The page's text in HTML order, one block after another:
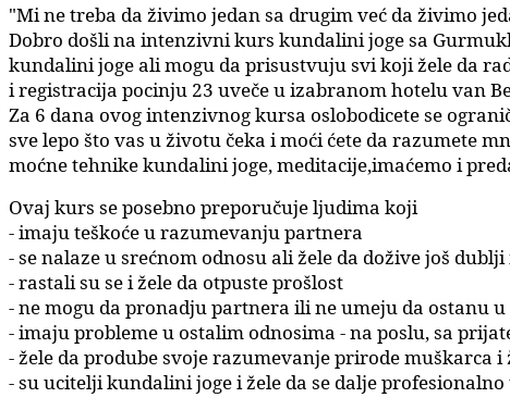
"Mi ne treba da živimo jedan sa drugim već da živimo
Dobro došli na intenzivni kurs kundalini joge sa
kundalini joge ali mogu da prisustvuju svi koji žele da
i registracija pocinju 23 uveče u izabranom hotelu van
Za 6 dana ovog intenzivnog kursa oslobodicete se
sve lepo što vas u životu čeka i moći ćete da razumete
moćne tehnike kundalini joge, meditacije,imaćemo i
Ovaj kurs se posebno preporučuje ljudima koji
- imaju teškoće u razumevanju partnera
- se nalaze u srećnom odnosu ali žele da dožive još
- rastali su se i žele da otpuste prošlost
- ne mogu da pronadju partnera ili ne umeju da ostanu u
- imaju probleme u ostalim odnosima - na poslu, sa
- žele da prodube svoje razumevanje prirode
- su ucitelji kundalini joge i žele da se dalje